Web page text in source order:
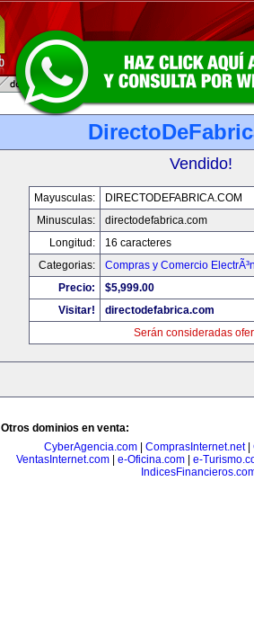
Vendido!
Mayusculas:
DIRECTODEFABRICA.COM
Minusculas:
directodefabrica.com
Longitud:
16 caracteres
Categorias:
Compras y Comercio
Precio:
$5,999.00
Visitar!
directodefabrica.com
Serán consideradas
Otros dominios en venta:
CyberAgencia.com| ComprasInternet.net|
VentasInternet.com
e-Oficina.com
e-